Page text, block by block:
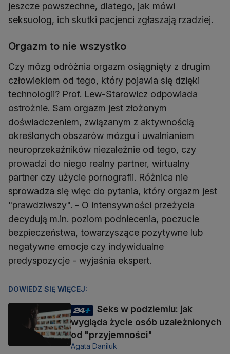
jeszcze powszechne, dlatego, jak mówi
seksuolog, ich skutki pacjenci zgłaszają rzadziej.
Orgazm to nie wszystko
Czy mózg odróżnia orgazm osiągnięty z drugim
człowiekiem od tego, który pojawia się dzięki
technologii? Prof. Lew-Starowicz odpowiada
ostrożnie. Sam orgazm jest złożonym
doświadczeniem, związanym z aktywnością
określonych obszarów mózgu i uwalnianiem
neuroprzekaźników niezależnie od tego, czy
prowadzi do niego realny partner, wirtualny
partner czy użycie pornografii. Różnica nie
sprowadza się więc do pytania, który orgazm jest
"prawdziwszy". - O intensywności przeżycia
decydują m.in. poziom podniecenia, poczucie
bezpieczeństwa, towarzyszące pozytywne lub
negatywne emocje czy indywidualne
predyspozycje - wyjaśnia ekspert.
DOWIEDZ SIĘ WIĘCEJ:
Seks w podziemiu: jak
wygląda życie osób uzależnionych
od "przyjemności"
Agata Daniluk